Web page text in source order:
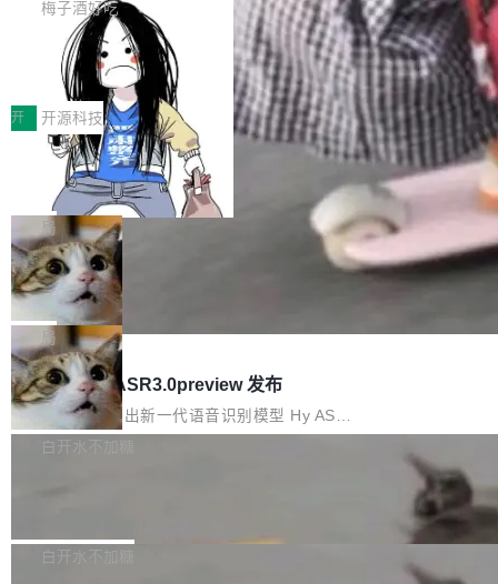
正是围绕这些实际问题，从Token治理和成本治
理两个方面，让用户的每一份算力都看得清、管
得住、用得稳、省得下、更安全！ 一、从现在开
始，Token使用一目...
年的编程搭档，MapReduce 和 Bigtable 的共同
作者）、Quoc Le（Google 大脑核心成员，Se
q2Seq 和 DocAI 的共同发明人）以及 Oriol Vin
yals（Gemini 联合负责人，AlphaSta...
把「看得清、用母语、记得住」三件事一次补
齐。 SolonCode 是什么 SolonCode 是杭州无
耳科技研发的企业级终端编码智能体——一位全
中文驱动的数字员工，自主理解需求、规划步
骤、编写代码。不挑模型、不挑平台，curl 一行
装完即用。 开源地址：Gitee · GitCode · GitHu
b 安装 支持 Java 8+（8~26）、macOS / Linu
x / Windows / Harmony PC。 # macOS / Linu
x / Harmony PC curl -fsSL https://solon.noea
r.org/solon...
梅子酒好吃
让“代码语义理解”深度释放AI Coding
价值潜能：华为云码道（CodeArts）
代码仓技术解析
一、代码仓深度理解技术的作用与价值 在软件工
程实践中，代码仓是企业核心知识资产的主要载
体。企业级代码仓库通常包含数十万乃至数百万
个文件，其规模远超单次模型调用可承载的上下
文窗口。随着项目规模的持续扩张与代码历史的
不断累积，代码仓中的模块关系、接口契约、业
务逻辑等关键信息往往分散于数十乃至数百个文
件之中，形成高度复杂的知识关联网络。传统的
代码检索手段（如关键词匹配、目录遍历）仅能
在语法层面完成文本定位，难以触及代码的语义
内涵与结构关联，导致开发者使用代码智能体在
理解大规模代码仓时面临显著"代码仓理解"瓶
颈。 代码仓深度理解服务（以下简称" CodeBas
e深度理解服务"）是华为云码道（CodeA...
开 开源科技
一条“删库”命令跑 17 小时，算法工程
师删光 89TB 数据只为干私活
最高人民检察院8月4日公布了一起案件：北京一
名90后算法工程师王某，为了给自己接的私活腾
服务器空间，删光了公司AI游戏部门的全部核心
数据。 王某2024年1月入职东城区某科技公司AI
短剧部门，有互联网大厂背景。在公司内部架构
调整期间，部门三次通知全员将数据从A集群迁
移到B集群，王某都回复了"收到"。 他没有迁移
数据。2024年9月3日下午4点，他使用此前登录
的账号密码进入A集群，输入了一条被程序员圈
称为"删库跑路"的命令——最高管理员权限、无
自研的多个文生3D和...
局
Cloudflare 分享推理优化实践：KV ca
che 量化 + 权重压缩，吞吐量提升 4
1%，成本降 30%
Kimi 和 GLM 是当前最强的大模型系列之一，但
它们有一个共同的问题：太吃显存了。月之暗面
的 Kimi K 系列和智谱的 GLM 都是长上下文、M
oE 架构的大模型，好用到让人上瘾，但 GPU 显
存永远不够用。 Cloudflare 的 Workers AI 团队
一直在跑这些模型的推理。他们在官方博客上发
整性保护。效果是：吞吐量提升 41%，每 token
局
腾讯混元 Hy ASR3.0preview 发布
腾讯混元正式推出新一代语音识别模型 Hy ASR
3.0preview。基于最新一代大语言模型 Hy3 的
让语音识别不再只是听清，而是真正听懂。通过
白开水不加糖
新和少量网页兼容性修复版本。 Changes/fixe
白开水不加糖